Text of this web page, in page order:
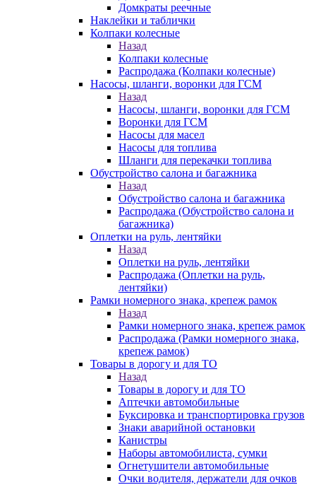
Домкраты реечные
Наклейки и таблички
Колпаки колесные
Назад
Колпаки колесные
Распродажа (Колпаки колесные)
Насосы, шланги, воронки для ГСМ
Назад
Насосы, шланги, воронки для ГСМ
Воронки для ГСМ
Насосы для масел
Насосы для топлива
Шланги для перекачки топлива
Обустройство салона и багажника
Назад
Обустройство салона и багажника
Распродажа (Обустройство салона и
багажника)
Оплетки на руль, лентяйки
Назад
Оплетки на руль, лентяйки
Распродажа (Оплетки на руль,
лентяйки)
Рамки номерного знака, крепеж рамок
Назад
Рамки номерного знака, крепеж рамок
Распродажа (Рамки номерного знака,
крепеж рамок)
Товары в дорогу и для ТО
Назад
Товары в дорогу и для ТО
Аптечки автомобильные
Буксировка и транспортировка грузов
Знаки аварийной остановки
Канистры
Наборы автомобилиста, сумки
Огнетушители автомобильные
Очки водителя, держатели для очков